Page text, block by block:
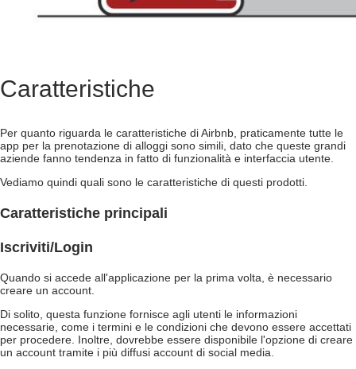
Caratteristiche
Per quanto riguarda le caratteristiche di Airbnb, praticamente tutte le
app per la prenotazione di alloggi sono simili, dato che queste grandi
aziende fanno tendenza in fatto di funzionalità e interfaccia utente.
Vediamo quindi quali sono le caratteristiche di questi prodotti.
Caratteristiche principali
Iscriviti/Login
Quando si accede all'applicazione per la prima volta, è necessario
creare un account.
Di solito, questa funzione fornisce agli utenti le informazioni
necessarie, come i termini e le condizioni che devono essere accettati
per procedere. Inoltre, dovrebbe essere disponibile l'opzione di creare
un account tramite i più diffusi account di social media.